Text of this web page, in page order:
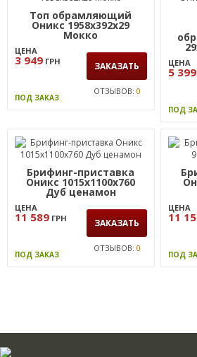
Топ обрамляющий
Оникс 1958х392х29
Мокко
ЦЕНА
3 949 ГРН ЗАКАЗАТЬ
ПОД ЗАКАЗ
ОТЗЫВОВ: 0
ЦЕНА
5 399
ПОД
Брифинг-приставка
Оникс 1015х1100х760
Дуб ценамон
ЦЕНА
11 589 ГРН ЗАКАЗАТЬ
ПОД ЗАКАЗ
ОТЗЫВОВ: 0
ЦЕНА
11
ПОД